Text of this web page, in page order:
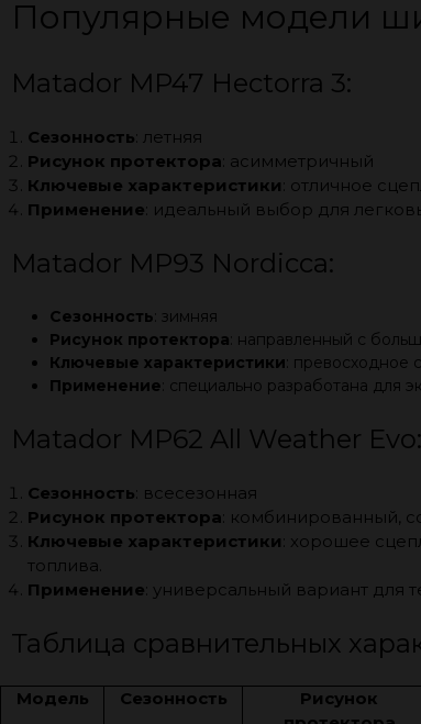
Популярные модели
Matador MP47 Hectorra 3:
Сезонность: летняя
Рисунок протектора: асимметричный
Ключевые характеристики: отличное
Применение: идеальный выбор для
Matador MP93 Nordicca:
Сезонность : зимняя
Рисунок протектора : направленный с
Ключевые характеристики : превосходное
Применение : специально разработана для
Matador MP62 All Weather Evo:
Сезонность: всесезонная
Рисунок протектора: комбинированный,
Ключевые характеристики: хорошее
топлива.
Применение: универсальный вариант для
Таблица сравнительных
Модель Сезонность
Рисунок